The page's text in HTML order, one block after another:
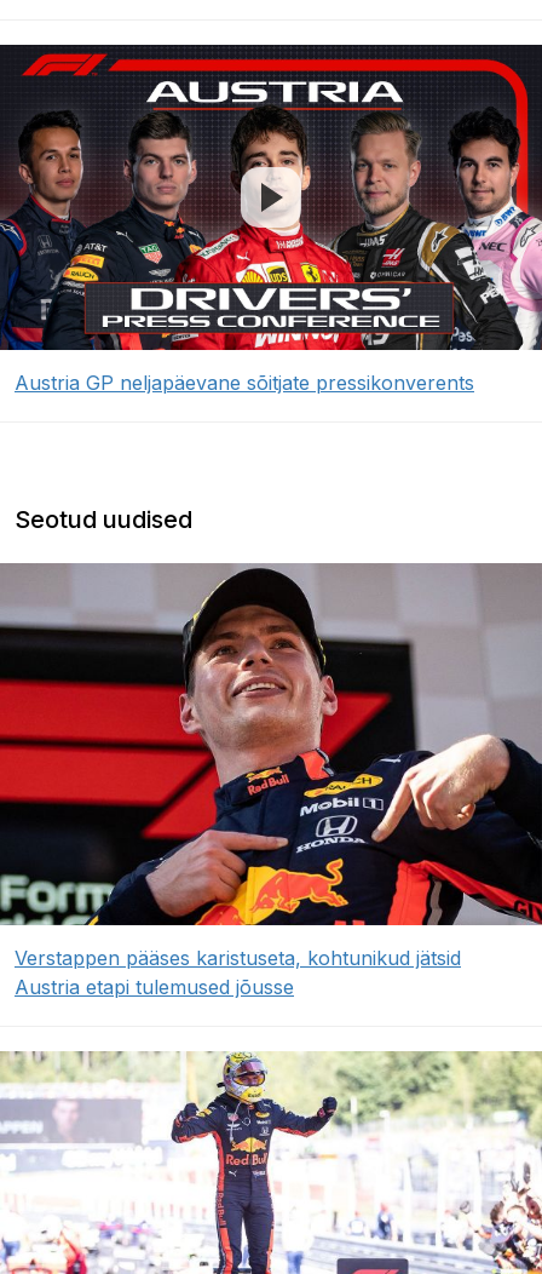
Austria GP neljapäevane sõitjate pressikonverents
Seotud uudised
Verstappen pääses karistuseta, kohtunikud jätsid
Austria etapi tulemused jõusse